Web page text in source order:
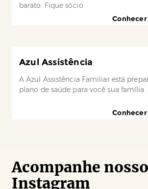
barato. Fique sócio
Azul Assistência
A Azul Assistência Familiar está
plano de saúde para você sua família.
Acompanhe nosso
Instagram